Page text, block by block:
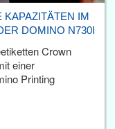
KAPAZITÄTEN IM
DOMINO N730I
Crown
einer
Printing